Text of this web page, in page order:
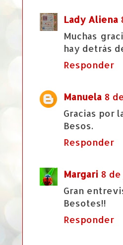
Lady Aliena
Muchas
hay detrás
Responder
Manuela 8
Gracias por
Besos.
Responder
Margari 8
Gran
Besotes!!
Responder